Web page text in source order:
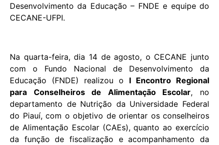
Desenvolvimento da Educação – FNDE e equipe do
CECANE-UFPI.
Na quarta-feira, dia 14 de agosto, o CECANE junto
com o Fundo Nacional de Desenvolvimento da
Educação (FNDE) realizou o I Encontro Regional
para Conselheiros de Alimentação Escolar, no
departamento de Nutrição da Universidade Federal
do Piauí, com o objetivo de orientar os conselheiros
de Alimentação Escolar (CAEs), quanto ao exercício
da função de fiscalização e acompanhamento da